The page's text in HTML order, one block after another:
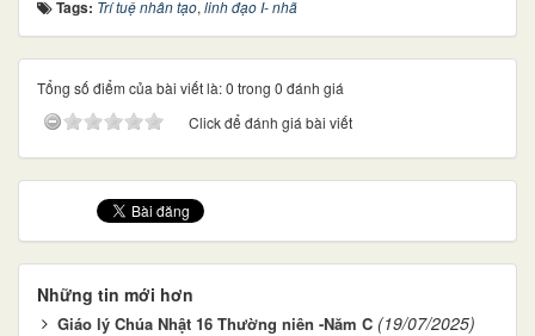
Tags: Trí tuệ nhân tạo, linh đạo I- nhã
Tổng số điểm của bài viết là: 0 trong 0 đánh giá
Click để đánh giá bài viết
Những tin mới hơn
Giáo lý Chúa Nhật 16 Thường niên -Năm C (19/07/2025)